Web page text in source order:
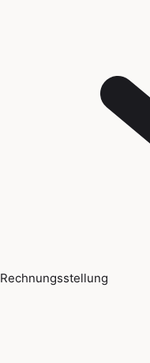
Rechnungsstellung